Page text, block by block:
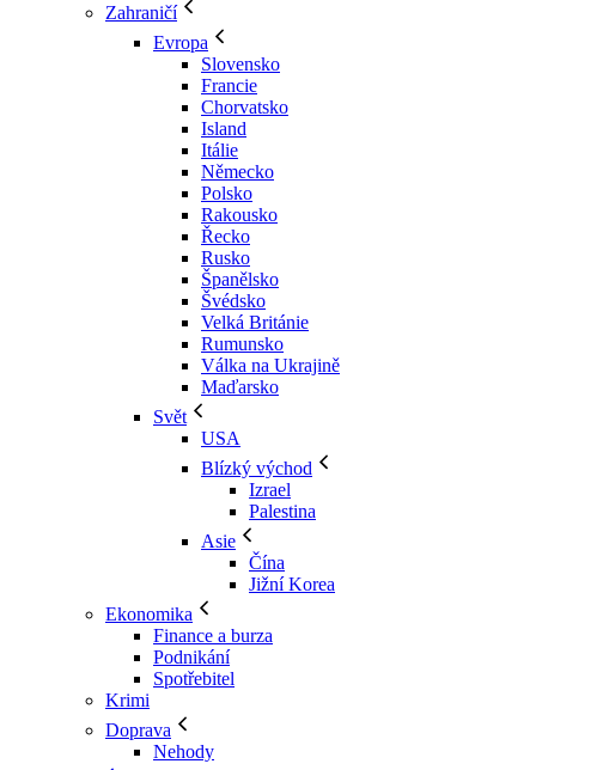
Zahraničí
Evropa
Slovensko
Francie
Chorvatsko
Island
Itálie
Německo
Polsko
Rakousko
Řecko
Rusko
Španělsko
Švédsko
Velká Británie
Rumunsko
Válka na Ukrajině
Maďarsko
Svět
USA
Blízký východ
Izrael
Palestina
Asie
Čína
Jižní Korea
Ekonomika
Finance a burza
Podnikání
Spotřebitel
Krimi
Doprava
Nehody